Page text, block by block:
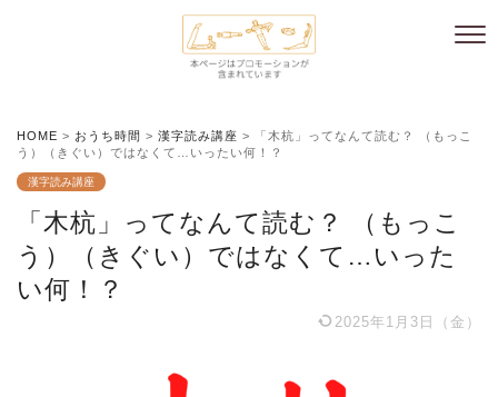
HOME > おうち時間 > 漢字読み講座 >
「木杭」ってなんて読む？ （もっこ
う）（きぐい）ではなくて…いったい何！？
漢字読み講座
「木杭」ってなんて読む？ （もっこ
う）（きぐい）ではなくて…いった
い何！？
2025年1月3日（金）